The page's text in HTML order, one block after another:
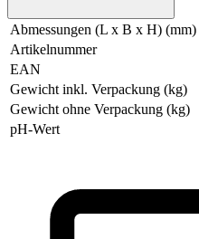
Abmessungen (L x B x H) (mm)
Artikelnummer
EAN
Gewicht inkl. Verpackung (kg)
Gewicht ohne Verpackung (kg)
pH-Wert